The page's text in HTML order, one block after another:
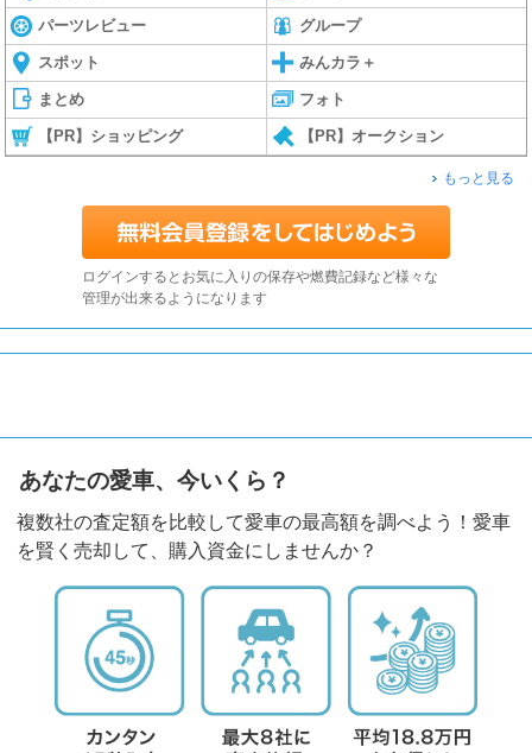
パーツレビュー グループ
スポット みんカラ＋
まとめ フォト
【PR】ショッピング 【PR】オークション
もっと見る
ログインするとお気に入りの保存や燃費記録など様々な
管理が出来るようになります
あなたの愛車、今いくら？
複数社の査定額を比較して愛車の最高額を調べよう！愛車
を賢く売却して、購入資金にしませんか？